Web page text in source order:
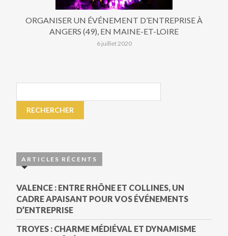
ORGANISER UN ÉVÉNEMENT D’ENTREPRISE À
ANGERS (49), EN MAINE-ET-LOIRE
6 juillet 2020
ARTICLES RÉCENTS
VALENCE : ENTRE RHÔNE ET COLLINES, UN
CADRE APAISANT POUR VOS ÉVÉNEMENTS
D’ENTREPRISE
TROYES : CHARME MÉDIÉVAL ET DYNAMISME